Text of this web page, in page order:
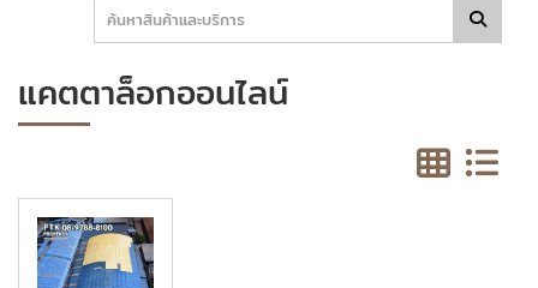
แคตตาล็อกออนไลน์